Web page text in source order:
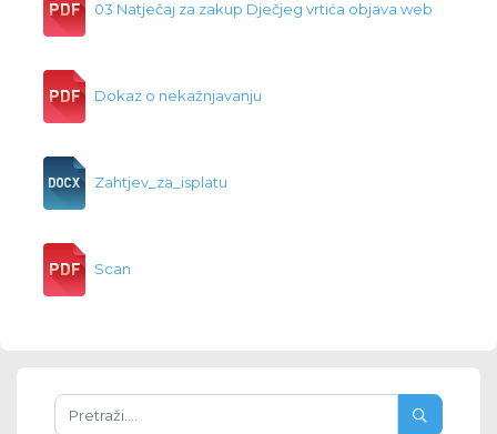
03 Natječaj za zakup Dječjeg vrtića objava web
Dokaz o nekažnjavanju
Zahtjev_za_isplatu
Scan